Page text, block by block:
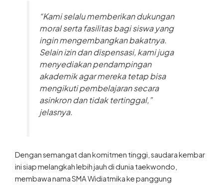
“Kami selalu memberikan dukungan
moral serta fasilitas bagi siswa yang
ingin mengembangkan bakatnya.
Selain izin dan dispensasi, kami juga
menyediakan pendampingan
akademik agar mereka tetap bisa
mengikuti pembelajaran secara
asinkron dan tidak tertinggal,”
jelasnya.
ini siap melangkah lebih jauh di dunia taekwondo,
membawa nama SMA Widiatmika ke panggung